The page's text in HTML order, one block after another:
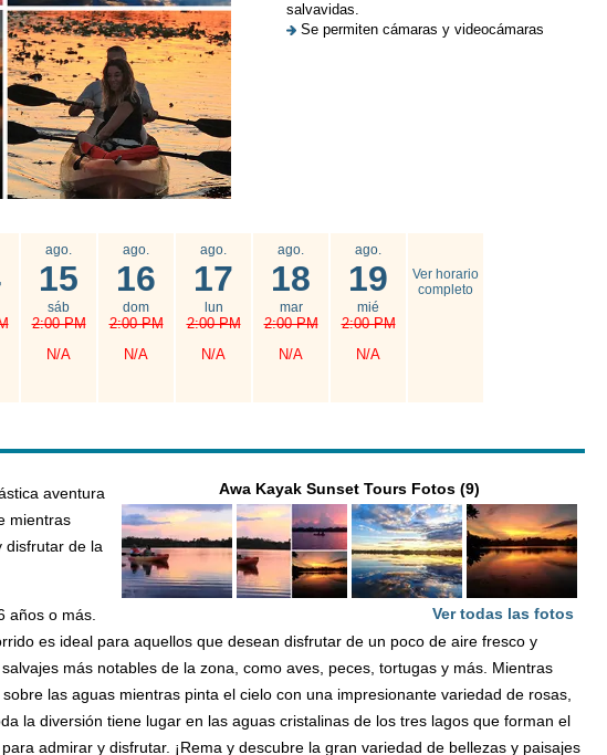
salvavidas.
Se permiten cámaras y videocámaras
ago.
15
sáb
2:00 PM
N/A
ago.
16
dom
2:00 PM
N/A
ago.
17
lun
2:00 PM
N/A
ago.
18
mar
2:00 PM
N/A
ago.
19
mié
2:00 PM
N/A
Ver horario
completo
Awa Kayak Sunset Tours Fotos (9)
Ver todas las fotos
aventura
mientras
disfrutar de la
años o más.
es ideal para aquellos que desean disfrutar de un poco de aire fresco y
más notables de la zona, como aves, peces, tortugas y más. Mientras
las aguas mientras pinta el cielo con una impresionante variedad de rosas,
la diversión tiene lugar en las aguas cristalinas de los tres lagos que forman el
admirar y disfrutar. ¡Rema y descubre la gran variedad de bellezas y paisajes